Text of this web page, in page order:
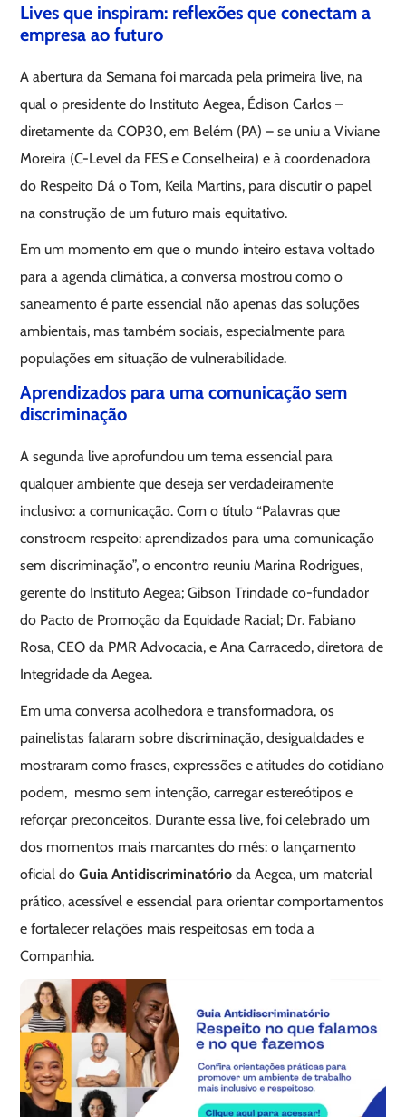
Lives que inspiram: reflexões que conectam a
empresa ao futuro
A abertura da Semana foi marcada pela primeira live, na
qual o presidente do Instituto Aegea, Édison Carlos –
diretamente da COP30, em Belém (PA) – se uniu a Viviane
Moreira (C-Level da FES e Conselheira) e à coordenadora
do Respeito Dá o Tom, Keila Martins, para discutir o papel
na construção de um futuro mais equitativo.
Em um momento em que o mundo inteiro estava voltado
para a agenda climática, a conversa mostrou como o
saneamento é parte essencial não apenas das soluções
ambientais, mas também sociais, especialmente para
populações em situação de vulnerabilidade.
Aprendizados para uma comunicação sem
discriminação
A segunda live aprofundou um tema essencial para
qualquer ambiente que deseja ser verdadeiramente
inclusivo: a comunicação. Com o título “Palavras que
constroem respeito: aprendizados para uma comunicação
sem discriminação”, o encontro reuniu Marina Rodrigues,
gerente do Instituto Aegea; Gibson Trindade co-fundador
do Pacto de Promoção da Equidade Racial; Dr. Fabiano
Rosa, CEO da PMR Advocacia, e Ana Carracedo, diretora de
Integridade da Aegea.
Em uma conversa acolhedora e transformadora, os
painelistas falaram sobre discriminação, desigualdades e
mostraram como frases, expressões e atitudes do cotidiano
podem, mesmo sem intenção, carregar estereótipos e
reforçar preconceitos. Durante essa live, foi celebrado um
dos momentos mais marcantes do mês: o lançamento
oficial doGuia Antidiscriminatórioda Aegea, um material
prático, acessível e essencial para orientar comportamentos
e fortalecer relações mais respeitosas em toda a
Companhia.